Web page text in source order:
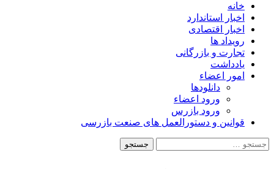
خانه
اخبار استاندارد
اخبار اقتصادی
رویداد ها
تجارت و بازرگانی
یادداشت
امور اعضاء
دانلودها
ورود اعضاء
ورود بازرس
قوانین و دستورالعمل های صنعت بازرسی
جستجو